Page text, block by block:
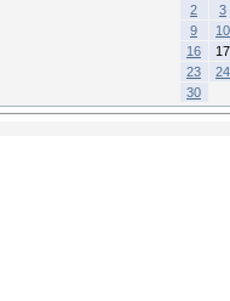
2
3
9
10
16
17
23
24
30